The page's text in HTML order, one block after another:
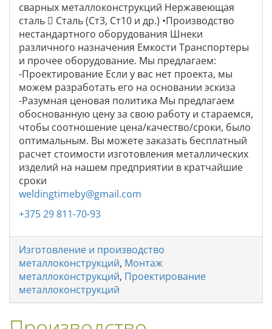
сварных металлоконструкций Нержавеющая
сталь  Сталь (Ст3, Ст10 и др.) •Производство
нестандартного оборудования Шнеки
различного назначения Емкости Транспортеры
и прочее оборудование. Мы предлагаем:
-Проектирование Если у вас нет проекта, мы
можем разработать его на основании эскиза
-Разумная ценовая политика Мы предлагаем
обоснованную цену за свою работу и стараемся,
чтобы соотношение цена/качество/сроки, было
оптимальным. Вы можете заказать бесплатный
расчет стоимости изготовления металлических
изделий на нашем предприятии в кратчайшие
сроки
weldingtimeby@gmail.com
+375 29 811-70-93
Изготовление и производство
металлоконструкций, Монтаж
металлоконструкций, Проектирование
металлоконструкций